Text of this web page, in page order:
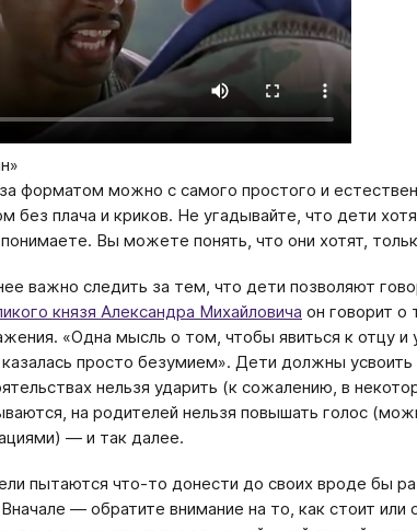
форматом можно с самого простого и
без плача и криков. Не угадывайте, что дети
Вы можете понять, что они хотят,
важно следить за тем, что дети позволяют
князя Александра Михайловича он говорит о
«Одна мысль о том, чтобы явиться к отцу
казалась просто безумием». Дети должны
нельзя ударить (к сожалению, в
на родителей нельзя повышать голос
— и так далее.
пытаются что-то донести до своих вроде бы
— обратите внимание на то, как стоит